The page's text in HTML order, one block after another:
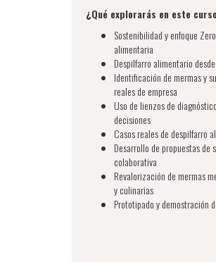
¿Qué explorarás en este
Sostenibilidad y enfoque
alimentaria
Despilfarro alimentario
Identificación de mermas y
reales de empresa
Uso de lienzos de
decisiones
Casos reales de despilfarro
Desarrollo de propuestas de
colaborativa
Revalorización de mermas
y culinarias
Prototipado y demostración